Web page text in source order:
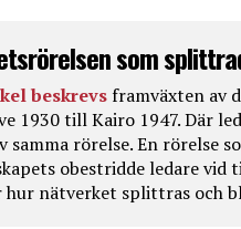
som
beskrevs framväxten av
1930 till Kairo 1947. Där
samma rörelse. En rörelse
obestridde ledare vid
hur nätverket splittras och